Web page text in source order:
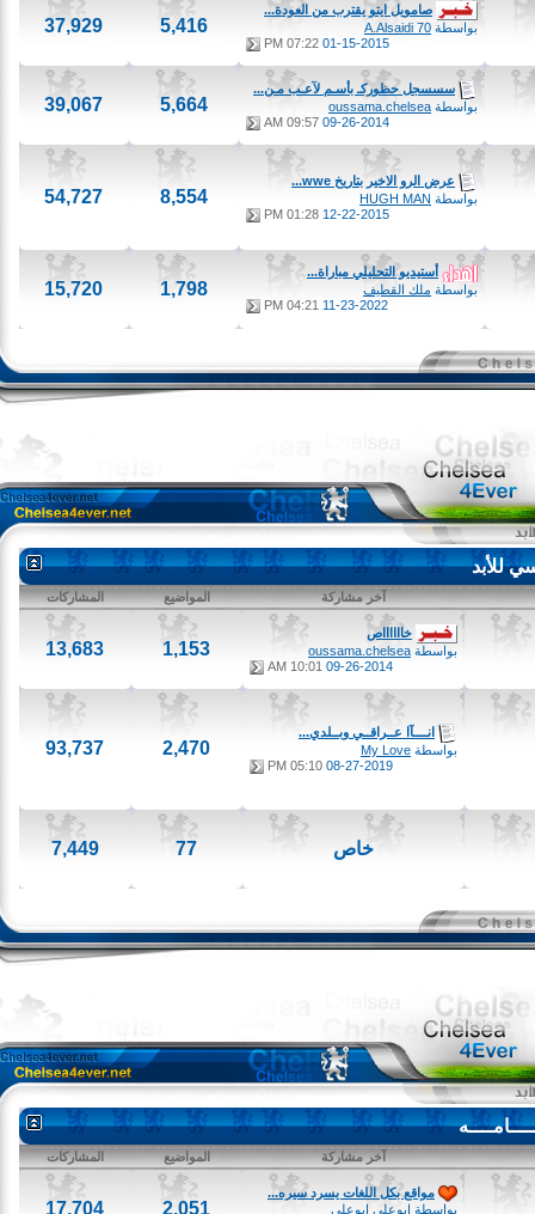
صامويل ايتو يقترب من العودة...
بواسطةA.Alsaidi 70
01-15-2015
07:22 PM
5,416
37,929
سسسجل حظوركـ بأسـم لآعـب مـن...
بواسطةoussama.chelsea
09-26-2014
09:57 AM
5,664
39,067
عرض الرو الاخير بتاريخ wwe...
بواسطةHUGH MAN
12-22-2015
01:28 PM
8,554
54,727
أستيديو التحليلي مباراة...
بواسطةملك القطيف
11-23-2022
04:21 PM
1,798
15,720
آخر مشاركة المواضيع المشاركات
خااااااص
بواسطةoussama.chelsea
09-26-2014
10:01 AM
1,153
13,683
انــــآا عــراقــي وبــلدي...
بواسطةMy Love
08-27-2019
05:10 PM
2,470
93,737
خاص 7,449
آخر مشاركة المواضيع المشاركات
مواقع بكل اللغات يسرد سيره...
بواسطةابوعلى ابوعلى 2,051
17,704